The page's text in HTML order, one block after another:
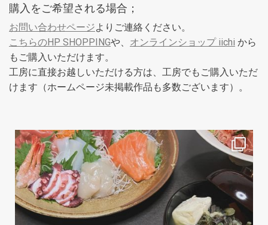
購入をご希望される場合；
お問い合わせページよりご連絡ください。
こちらのHP SHOPPINGや、 オンラインショップ iichi から
もご購入いただけます。
工房に直接お越しいただける方は、工房でもご購入いただ
けます（ホームページ未掲載作品も多数ございます）。